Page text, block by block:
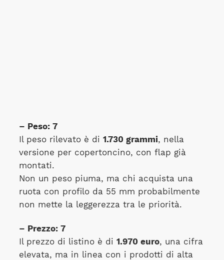
– Peso: 7
Il peso rilevato è di 1.730 grammi, nella
versione per copertoncino, con flap già
montati.
Non un peso piuma, ma chi acquista una
ruota con profilo da 55 mm probabilmente
non mette la leggerezza tra le priorità.
– Prezzo: 7
Il prezzo di listino è di 1.970 euro, una cifra
elevata, ma in linea con i prodotti di alta